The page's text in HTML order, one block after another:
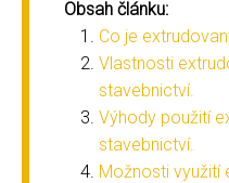
Obsah článku:
Co je
Vlastnosti
stavebnictví.
Výhody použití
stavebnictví.
Možnosti využití